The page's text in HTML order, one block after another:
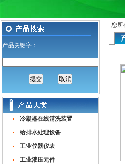
产品关键字：
冷凝器在线清洗装置
给排水处理设备
工业仪器仪表
工业液压元件
您所